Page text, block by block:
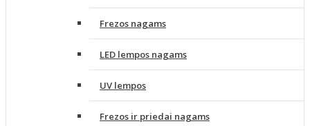
Frezos nagams
LED lempos nagams
UV lempos
Frezos ir priedai nagams